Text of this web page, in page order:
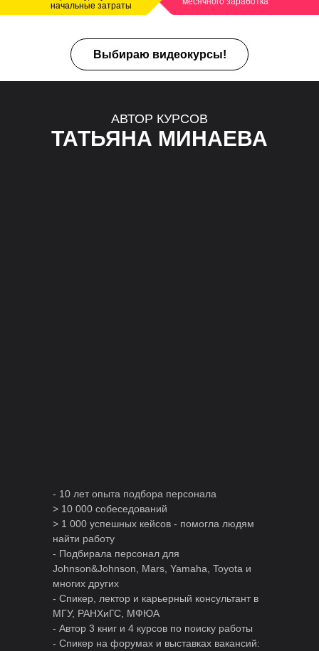
начальные затраты
Выбираю видеокурсы!
- 10 лет опыта подбора персонала
> 10 000 собеседований
> 1 000 успешных кейсов - помогла людям
найти работу
- Подбирала персонал для
Johnson&Johnson, Mars, Yamaha, Toyota и
многих других
- Спикер, лектор и карьерный консультант в
МГУ, РАНХиГС, МФЮА
- Автор 3 книг и 4 курсов по поиску работы
- Спикер на форумах и выставках вакансий:
ТАТЬЯНА МИНАЕВА
АВТОР КУРСОВ